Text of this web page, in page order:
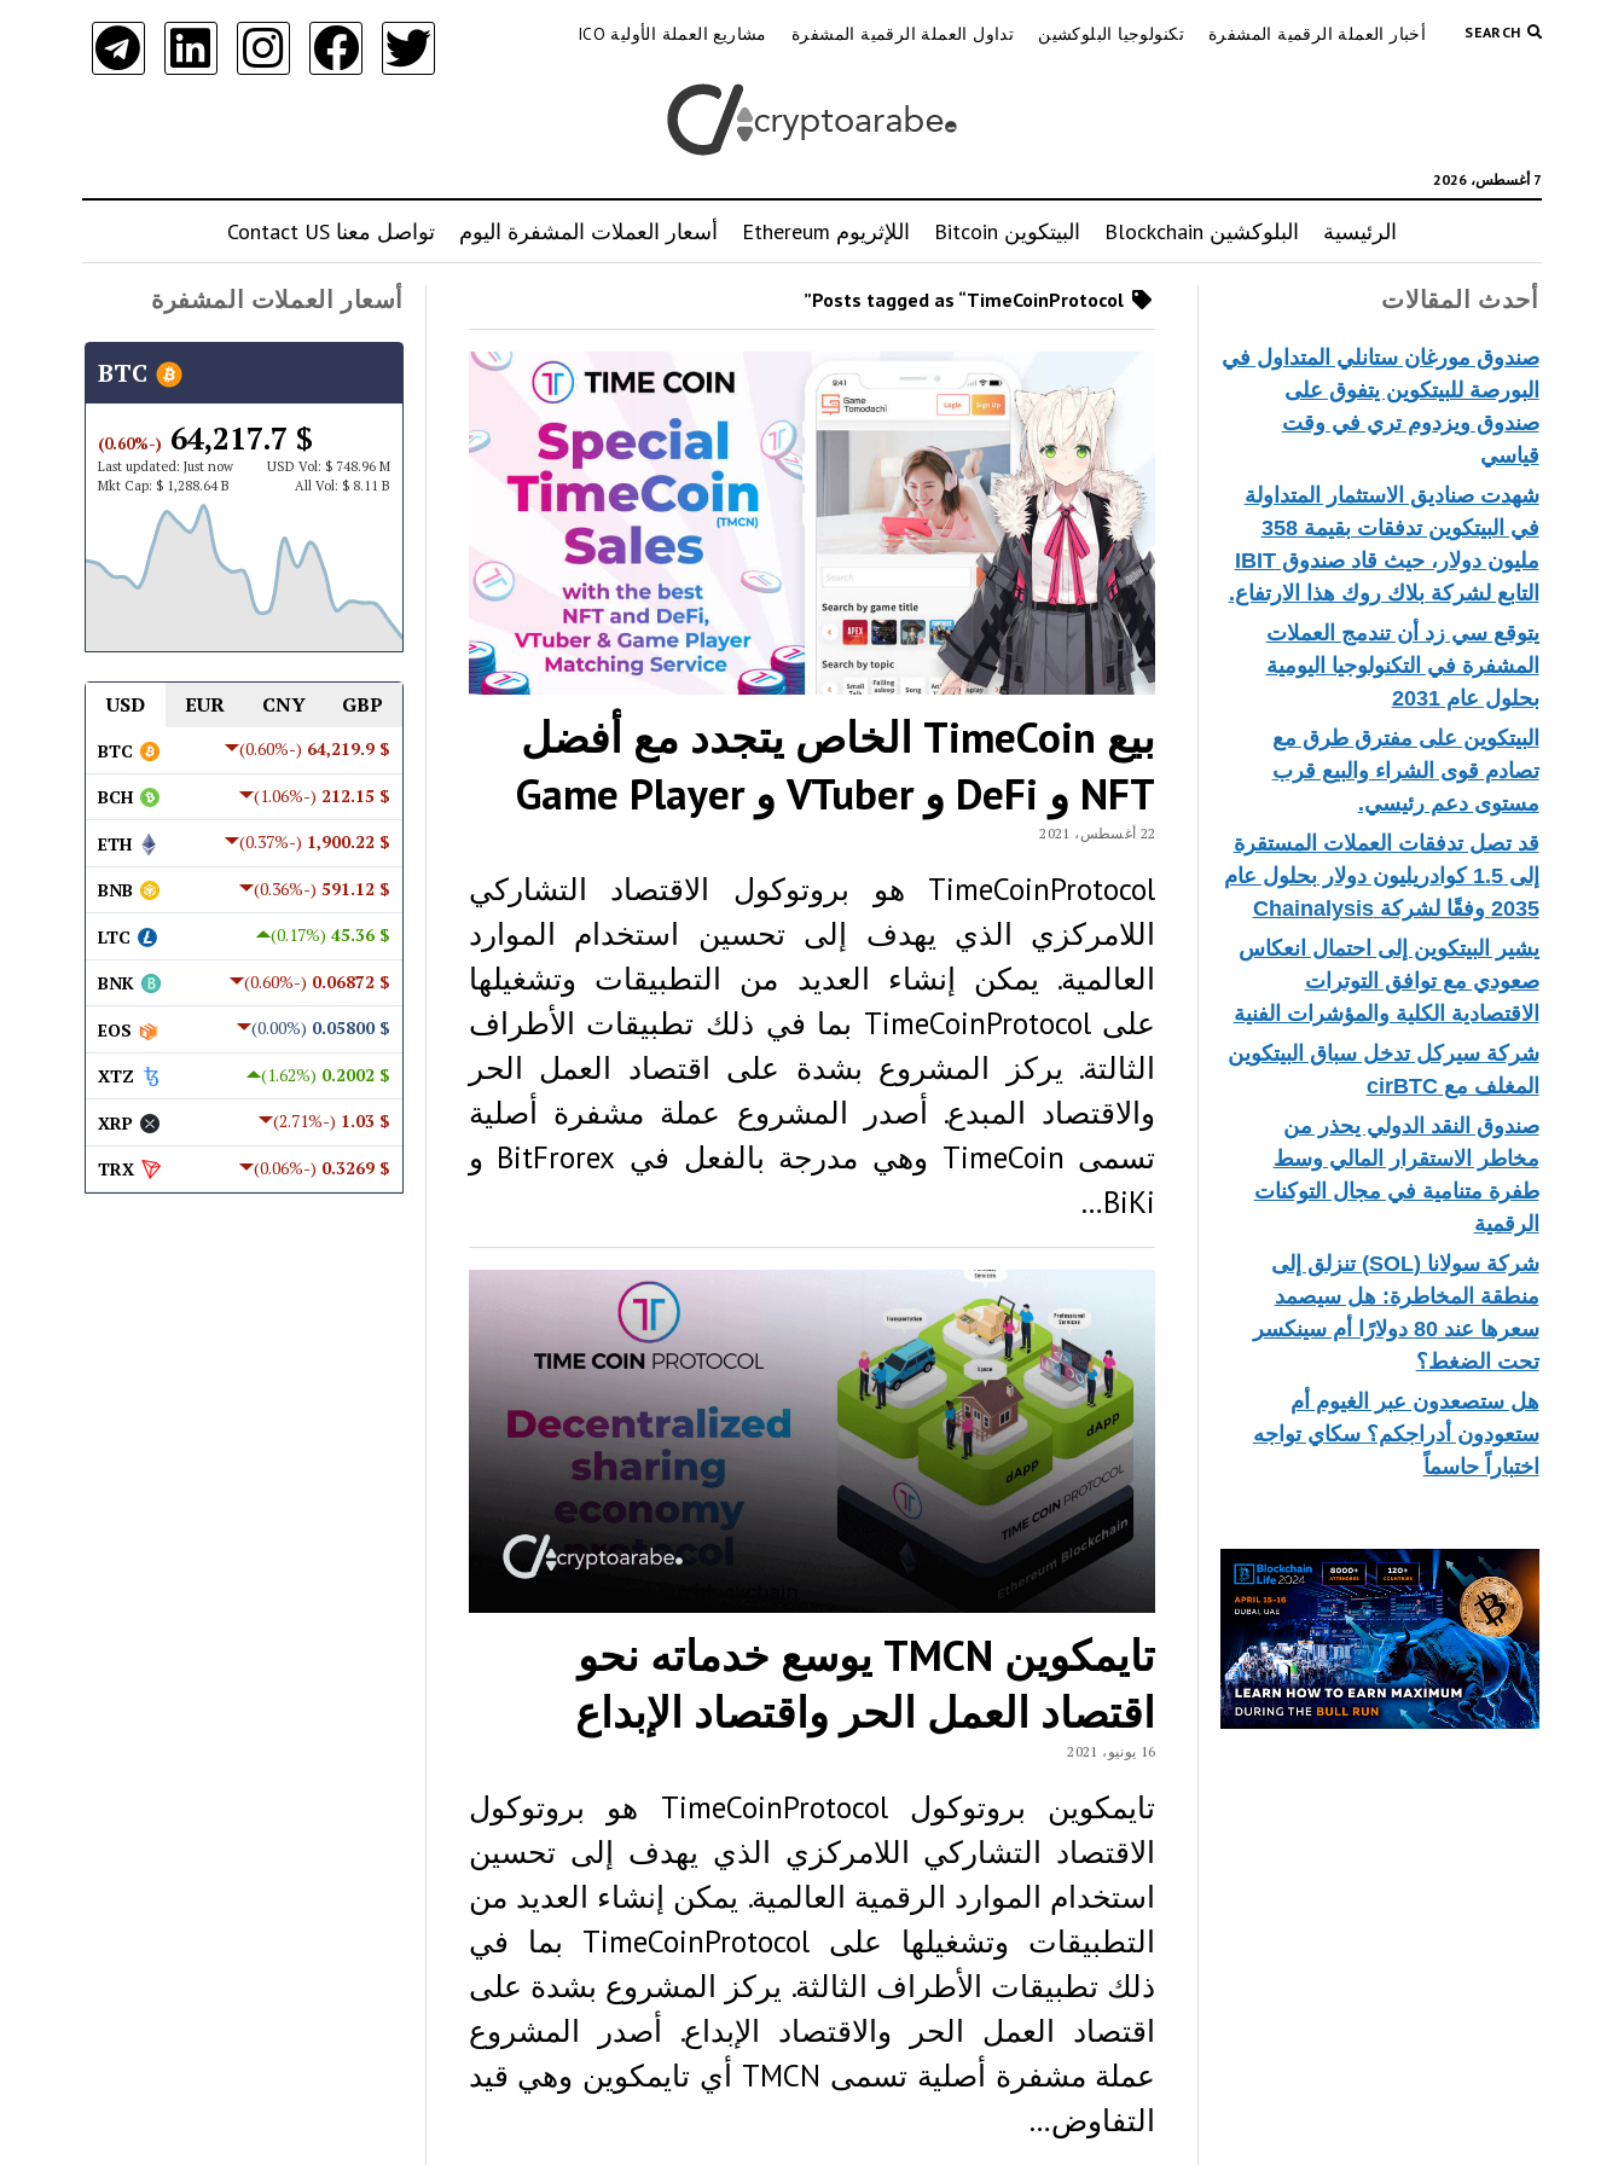
SEARCH أخبار العملة الرقمية المشفرة تكنولوجيا البلوكشين تداول العملة الرقمية المشفرة مشاريع العملة الأولية ICO
7 أغسطس، 2026
الرئيسية البلوكشين Blockchain البيتكوين Bitcoin اللإثريوم Ethereum أسعار العملات المشفرة اليوم تواصل معنا Contact US
أحدث المقالات
صندوق مورغان ستانلي المتداول في
البورصة للبيتكوين يتفوق على
صندوق ويزدوم تري في وقت
قياسي
شهدت صناديق الاستثمار المتداولة
في البيتكوين تدفقات بقيمة 358
مليون دولار، حيث قاد صندوق IBIT
التابع لشركة بلاك روك هذا الارتفاع.
يتوقع سي زد أن تندمج العملات
المشفرة في التكنولوجيا اليومية
بحلول عام 2031
البيتكوين على مفترق طرق مع
تصادم قوى الشراء والبيع قرب
مستوى دعم رئيسي.
قد تصل تدفقات العملات المستقرة
إلى 1.5 كوادريليون دولار بحلول عام
2035 وفقًا لشركة Chainalysis
يشير البيتكوين إلى احتمال انعكاس
صعودي مع توافق التوترات
الاقتصادية الكلية والمؤشرات الفنية
شركة سيركل تدخل سباق البيتكوين
المغلف مع cirBTC
صندوق النقد الدولي يحذر من
مخاطر الاستقرار المالي وسط
طفرة متنامية في مجال التوكنات
الرقمية
شركة سولانا (SOL) تنزلق إلى
منطقة المخاطرة: هل سيصمد
سعرها عند 80 دولارًا أم سينكسر
تحت الضغط؟
هل ستصعدون عبر الغيوم أم
ستعودون أدراجكم؟ سكاي تواجه
اختباراً حاسماً
بيع TimeCoin الخاص يتجدد مع أفضل
NFT و DeFi و VTuber و Game Player
22 أغسطس، 2021
TimeCoinProtocol هو بروتوكول الاقتصاد التشاركي
اللامركزي الذي يهدف إلى تحسين استخدام الموارد
العالمية. يمكن إنشاء العديد من التطبيقات وتشغيلها
على TimeCoinProtocol بما في ذلك تطبيقات الأطراف
الثالتة. يركز المشروع بشدة على اقتصاد العمل الحر
والاقتصاد المبدع. أصدر المشروع عملة مشفرة أصلية
تسمى TimeCoin وهي مدرجة بالفعل في BitFrorex و
BiKi…
تايمكوين TMCN يوسع خدماته نحو
اقتصاد العمل الحر واقتصاد الإبداع
16 يونيو، 2021
تايمكوين بروتوكول TimeCoinProtocol هو بروتوكول
الاقتصاد التشاركي اللامركزي الذي يهدف إلى تحسين
استخدام الموارد الرقمية العالمية. يمكن إنشاء العديد من
التطبيقات وتشغيلها على TimeCoinProtocol بما في
ذلك تطبيقات الأطراف الثالثة. يركز المشروع بشدة على
اقتصاد العمل الحر والاقتصاد الإبداع. أصدر المشروع
عملة مشفرة أصلية تسمى TMCN أي تايمكوين وهي قيد
التفاوض…
أسعار العملات المشفرة
$ 64,217.7
(-0.60%)
Last updated: Just now USD Vol: $ 748.96 M
Mkt Cap: $ 1,288.64 B All Vol: $ 8.11 B
USD EUR CNY GBP
$ 64,219.9
(-0.60%)
BTC
$ 212.15
(-1.06%)
BCH
$ 1,900.22
(-0.37%)
ETH
$ 591.12
(-0.36%)
BNB
$ 45.36
(0.17%)
LTC
$ 0.06872
(-0.60%)
BNK
$ 0.05800
(0.00%)
EOS
$ 0.2002
(1.62%)
XTZ
$ 1.03
(-2.71%)
XRP
$ 0.3269
(-0.06%)
TRX